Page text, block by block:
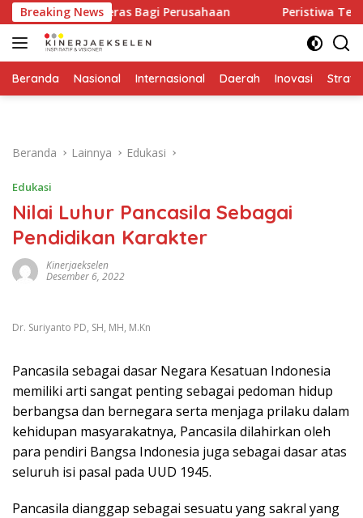
Langsung
ke
konten
Breaking News
Keras Bagi Perusahaan Peristiwa Terjadi
Beranda Nasional Internasional Daerah Inovasi
Beranda Lainnya Edukasi
Edukasi
Nilai Luhur Pancasila Sebagai
Pendidikan Karakter
Kinerjaekselen
Desember 6, 2022
Dr. Suriyanto PD, SH, MH, M.Kn
Pancasila sebagai dasar Negara Kesatuan Indonesia
memiliki arti sangat penting sebagai pedoman hidup
berbangsa dan bernegara serta menjaga prilaku dalam
kehidupan masyarakatnya, Pancasila dilahirkan oleh
para pendiri Bangsa Indonesia juga sebagai dasar atas
seluruh isi pasal pada UUD 1945.
Pancasila dianggap sebagai sesuatu yang sakral yang